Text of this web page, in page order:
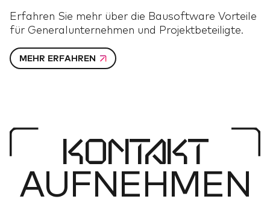
Erfahren Sie mehr über die Bausoftware Vorteile
für Generalunternehmen und Projektbeteiligte.
MEHR ERFAHREN
KONTAKT
AUFNEHMEN